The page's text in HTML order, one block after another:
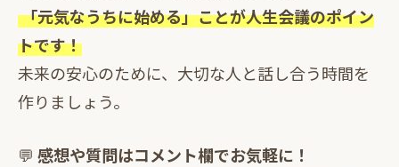
「元気なうちに始める」ことが人生会議のポイン
トです！
未来の安心のために、大切な人と話し合う時間を
作りましょう。
💬 感想や質問はコメント欄でお気軽に！